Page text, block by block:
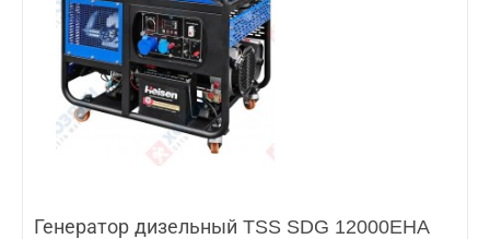
Генератор дизельный TSS SDG 12000EHA